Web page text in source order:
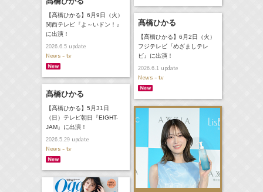
【髙橋ひかる】6月9日（火）
関西テレビ『よ～いドン！』
に出演！
2026.6.5update
News - tv
髙橋ひかる
【髙橋ひかる】6月2日（火）
フジテレビ『めざましテレ
ビ』に出演！
2026.6.1update
News - tv
髙橋ひかる
【髙橋ひかる】5月31日
（日）テレビ朝日『EIGHT-
JAM』に出演！
2026.5.29update
News - tv